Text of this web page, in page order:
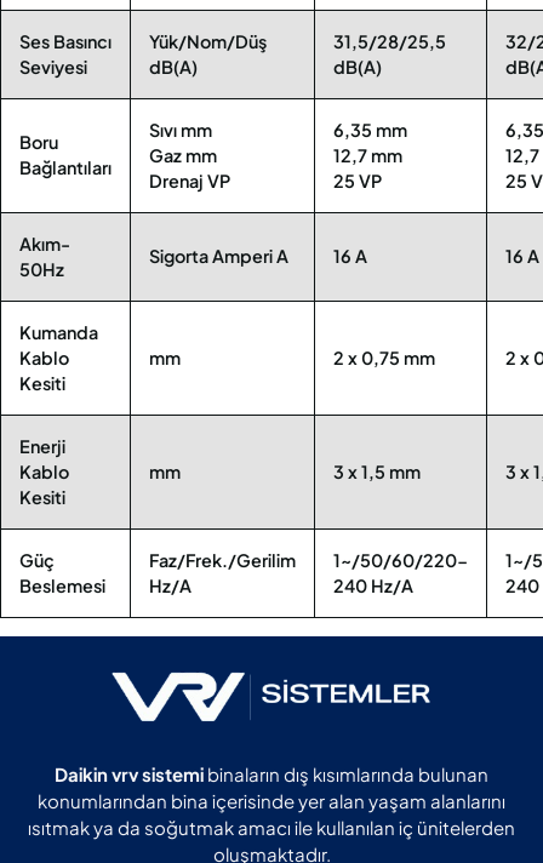
Ses Basıncı
Seviyesi
Yük/Nom/Düş
dB(A)
31,5/28/25,5
dB(A)
32/
Boru
Bağlantıları
Sıvı mm
Gaz mm
Drenaj VP
6,35 mm
12,7 mm
25 VP
25
Akım-
50Hz
Sigorta Amperi A 16 A 16 A
Kumanda
Kablo
Kesiti
mm 2 x 0,75 mm 2 x
Enerji
Kablo
Kesiti
mm 3 x 1,5 mm 3 x
Güç
Beslemesi
Faz/Frek./Gerilim
Hz/A
1~/50/60/220-
240 Hz/A
1~/
240
Daikin vrv sistemi binaların dış kısımlarında bulunan
konumlarından bina içerisinde yer alan yaşam alanlarını
ısıtmak ya da soğutmak amacı ile kullanılan iç ünitelerden
oluşmaktadır.